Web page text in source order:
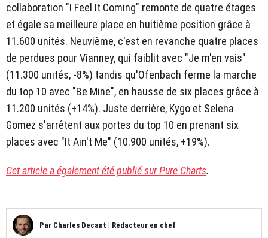
collaboration "I Feel It Coming" remonte de quatre étages
et égale sa meilleure place en huitième position grâce à
11.600 unités. Neuvième, c'est en revanche quatre places
de perdues pour Vianney, qui faiblit avec "Je m'en vais"
(11.300 unités, -8%) tandis qu'Ofenbach ferme la marche
du top 10 avec "Be Mine", en hausse de six places grâce à
11.200 unités (+14%). Juste derrière, Kygo et Selena
Gomez s'arrêtent aux portes du top 10 en prenant six
places avec "It Ain't Me" (10.900 unités, +19%).
Cet article a également été publié sur Pure Charts.
Par Charles Decant | Rédacteur en chef